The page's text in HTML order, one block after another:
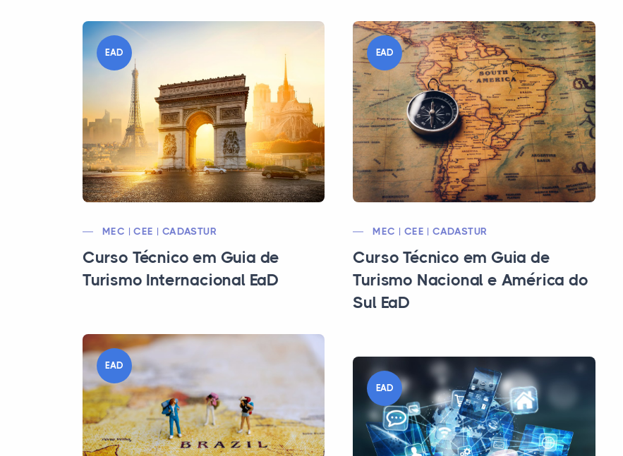
EAD
MEC | CEE | CADASTUR
Curso Técnico em Guia de
Turismo Internacional EaD
EAD
MEC | CEE | CADASTUR
Curso Técnico em Guia de
Turismo Nacional e América do
Sul EaD
EAD
EAD